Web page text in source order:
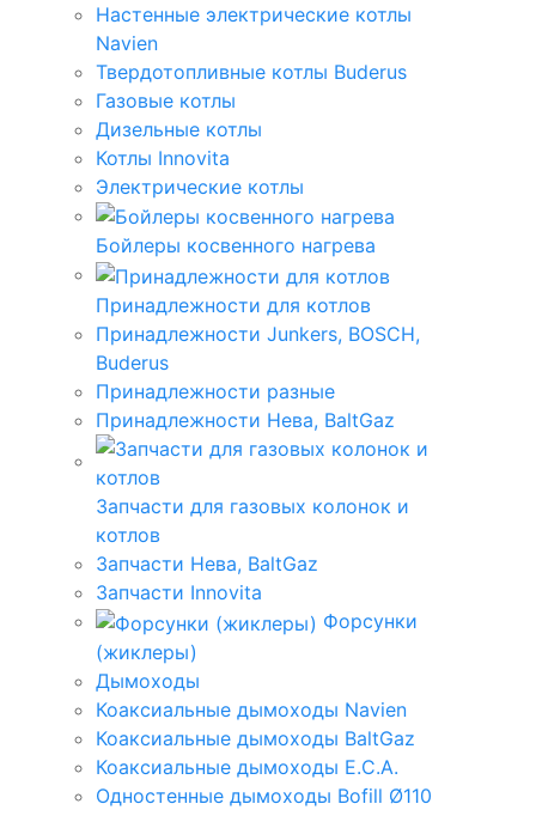
Настенные электрические котлы
Navien
Твердотопливные котлы Buderus
Газовые котлы
Дизельные котлы
Котлы Innovita
Электрические котлы
Бойлеры косвенного нагрева
Принадлежности для котлов
Принадлежности Junkers, BOSCH,
Buderus
Принадлежности разные
Принадлежности Нева, BaltGaz
Запчасти для газовых колонок и
котлов
Запчасти Нева, BaltGaz
Запчасти Innovita
Форсунки
(жиклеры)
Дымоходы
Коаксиальные дымоходы Navien
Коаксиальные дымоходы BaltGaz
Коаксиальные дымоходы E.C.A.
Одностенные дымоходы Bofill Ø110